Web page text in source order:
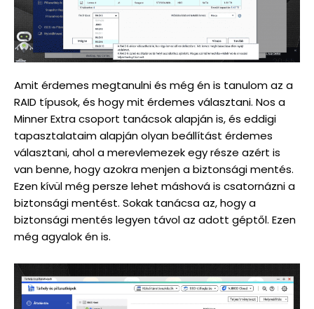
Amit érdemes megtanulni és még én is tanulom az a
RAID típusok, és hogy mit érdemes választani. Nos a
Minner Extra csoport tanácsok alapján is, és eddigi
tapasztalataim alapján olyan beállítást érdemes
választani, ahol a merevlemezek egy része azért is
van benne, hogy azokra menjen a biztonsági mentés.
Ezen kívül még persze lehet máshová is csatornázni a
biztonsági mentést. Sokak tanácsa az, hogy a
biztonsági mentés legyen távol az adott géptől. Ezen
még agyalok én is.